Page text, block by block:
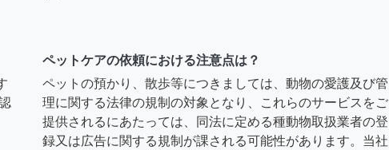
ペットケアの依頼における注意点は？
ペットの預かり、散歩等につきましては、動物の愛護及び管
理に関する法律の規制の対象となり、これらのサービスをご
提供されるにあたっては、同法に定める種動物取扱業者の登
録又は広告に関する規制が課される可能性があります。当社